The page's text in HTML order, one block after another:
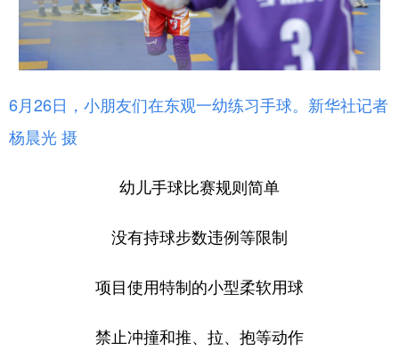
6月26日，小朋友们在东观一幼练习手球。新华社记者
杨晨光 摄
幼儿手球比赛规则简单
没有持球步数违例等限制
项目使用特制的小型柔软用球
禁止冲撞和推、拉、抱等动作